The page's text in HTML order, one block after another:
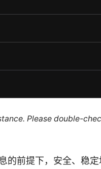
Please double-
的前提下，安全、稳